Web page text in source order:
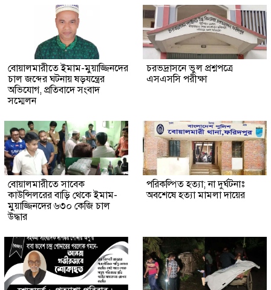
বোয়ালমারীতে ইমাম-মুয়াজ্জিনদের
চাল জব্দের ঘটনায় ষড়যন্ত্রের
অভিযোগ, প্রতিবাদে সংবাদ
সম্মেলন
চরভদ্রাসনে ভুল প্রশ্নপত্রে
এসএসসি পরীক্ষা
বোয়ালমারীতে সাবেক
কাউন্সিলরের বাড়ি থেকে ইমাম-
মুয়াজ্জিনদের ৬৩০ কেজি চাল
উদ্ধার
পরিকল্পিত হত্যা; না দুর্ঘটনাঃ
অবশেষে হত্যা মামলা দায়ের